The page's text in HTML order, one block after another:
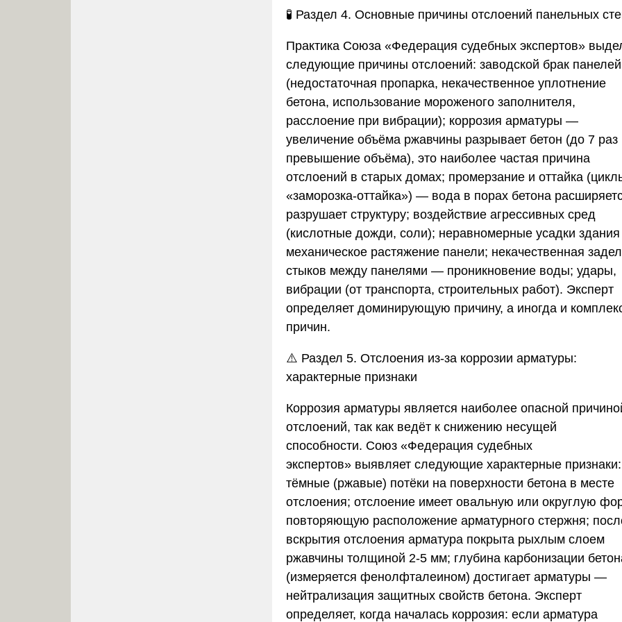
🧪 Раздел 4. Основные причины отслоений панельных
Практика Союза «Федерация судебных экспертов»
следующие причины отслоений: заводской брак панелей
(недостаточная пропарка, некачественное уплотнение
бетона, использование мороженого заполнителя,
расслоение при вибрации); коррозия арматуры —
увеличение объёма ржавчины разрывает бетон (до 7 раз
превышение объёма), это наиболее частая причина
отслоений в старых домах; промерзание и оттайка
«заморозка-оттайка») — вода в порах бетона
разрушает структуру; воздействие агрессивных сред
(кислотные дожди, соли); неравномерные усадки
механическое растяжение панели; некачественная
стыков между панелями — проникновение воды; удары,
вибрации (от транспорта, строительных работ). Эксперт
определяет доминирующую причину, а иногда и
причин.
⚠️ Раздел 5. Отслоения из-за коррозии арматуры:
характерные признаки
Коррозия арматуры является наиболее опасной
отслоений, так как ведёт к снижению несущей
способности. Союз «Федерация судебных
экспертов» выявляет следующие характерные признаки:
тёмные (ржавые) потёки на поверхности бетона в месте
отслоения; отслоение имеет овальную или округлую
повторяющую расположение арматурного стержня;
вскрытия отслоения арматура покрыта рыхлым слоем
ржавчины толщиной 2-5 мм; глубина карбонизации
(измеряется фенолфталеином) достигает арматуры —
нейтрализация защитных свойств бетона. Эксперт
определяет, когда началась коррозия: если арматура